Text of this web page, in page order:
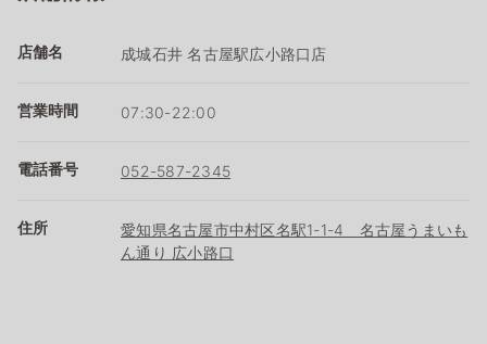
店舗名 成城石井 名古屋駅広小路口店
営業時間 07:30-22:00
電話番号 052-587-2345
住所
愛知県名古屋市中村区名駅1-1-4 名古屋うまいも
ん通り 広小路口